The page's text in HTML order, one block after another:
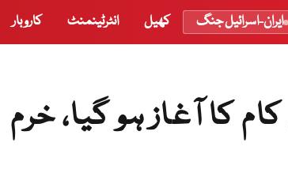
ایران-اسرائیل جنگ کھیل انٹرٹینمنٹ کاروبار
کا آغاز ہو گیا، خرم